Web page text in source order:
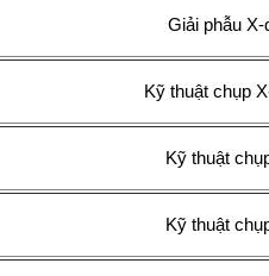
Giải phẫu
Kỹ thuật chụp
Kỹ thuật
Kỹ thuật